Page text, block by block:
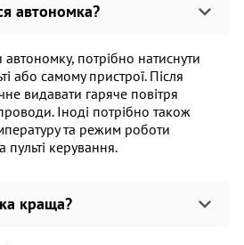
автономка?
потрібно натиснути
або самому пристрої. Після
видавати гаряче повітря
Іноді потрібно також
та режим роботи
пульті керування.
краща?